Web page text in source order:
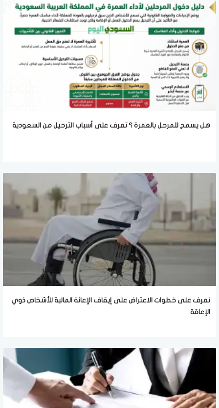
هل يسمح للمرحل بالعمرة ؟ تعرف على أسباب الترحيل من السعودية
تعرف على خطوات الاعتراض على إيقاف الإعانة المالية للأشخاص ذوي
الإعاقة